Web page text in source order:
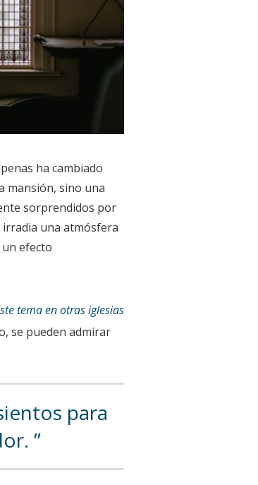
ha cambiado
mansión, sino una
sorprendidos por
una atmósfera
efecto
temaen otras iglesias
se pueden admirar
para